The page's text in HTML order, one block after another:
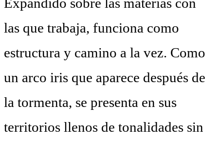
las que trabaja, funciona como
estructura y camino a la vez. Como
un arco iris que aparece después de
la tormenta, se presenta en sus
territorios llenos de tonalidades sin